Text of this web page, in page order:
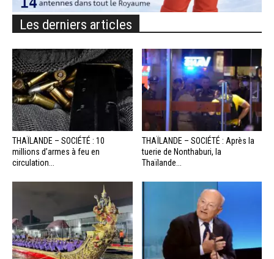
Les derniers articles
THAÏLANDE – SOCIÉTÉ : 10
millions d’armes à feu en
circulation...
THAÏLANDE – SOCIÉTÉ : Après la
tuerie de Nonthaburi, la
Thaïlande...